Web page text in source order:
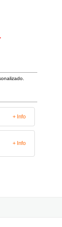
+ Info
+ Info